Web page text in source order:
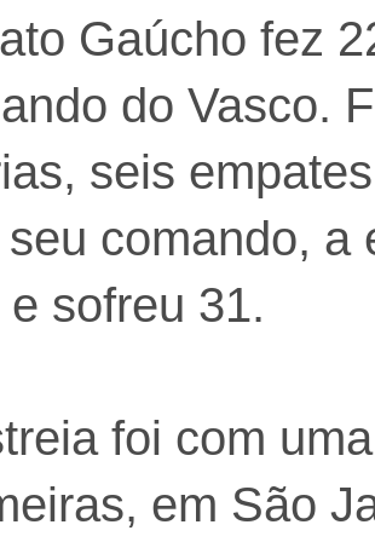
Gaúcho fez
do Vasco.
seis
comando, a
sofreu 31.
foi com
em São